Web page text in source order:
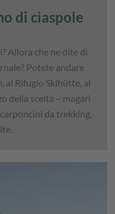
di ciaspole
Allora che ne dite di
Potete andare
al Rifugio Skihütte, al
della scelta – magari
da trekking,